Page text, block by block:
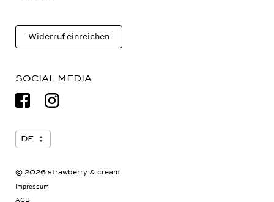
Widerruf einreichen
SOCIAL MEDIA
© 2026 strawberry & cream